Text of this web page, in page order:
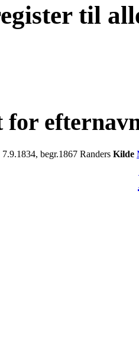
til
for
begr.1867 Randers Kilde